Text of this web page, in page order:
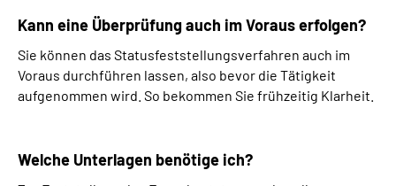
Kann eine Überprüfung auch im Voraus erfolgen?
Sie können das Statusfeststellungsverfahren auch im
Voraus durchführen lassen, also bevor die Tätigkeit
aufgenommen wird. So bekommen Sie frühzeitig Klarheit.
Welche Unterlagen benötige ich?